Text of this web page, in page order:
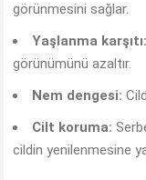
görünmesini sağlar.
Yaşlanma karşıtı:
görünümünü azaltır.
Nem dengesi:
Cilt koruma:
cildin yenilenmesine